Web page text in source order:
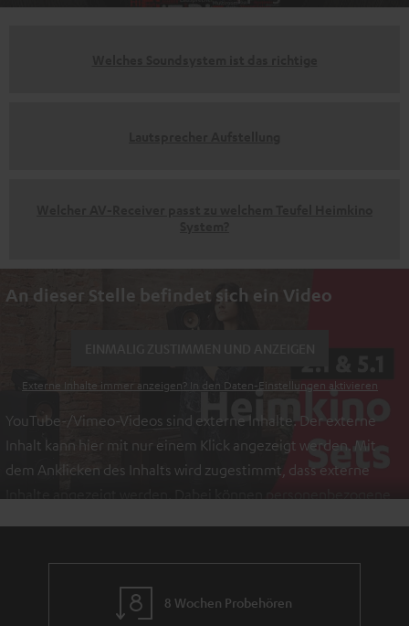
An dieser Stelle befindet sich ein Video
Externe Inhalte immer anzeigen? In den Daten‑Einstellungen aktivieren
YouTube-/Vimeo-Videos sind externe Inhalte. Der externe
Inhalt kann hier mit nur einem Klick angezeigt werden. Mit
dem Anklicken des Inhalts wird zugestimmt, dass externe
Inhalte angezeigt werden. Dabei können personenbezogene
.
8 Wochen Probehören